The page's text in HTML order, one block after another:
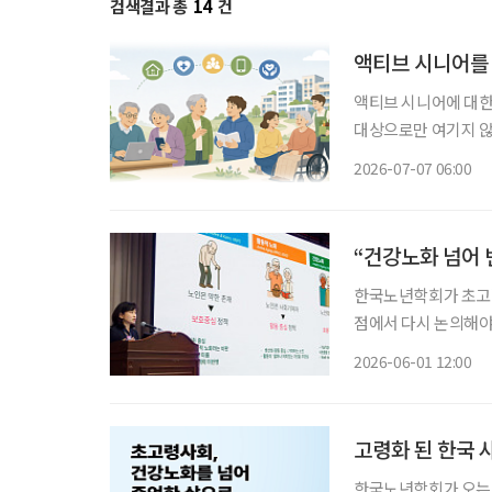
검색결과 총 14 건
액티브 시니어
액티브 시니어에 대
대상으로만 여기지
2026-07-07 06:00
“건강노화 넘어
한국노년학회가 초
점에서 다시 논의해야 한다고 강조했다. 한국
2026-06-01 12:00
고령화 된 한국